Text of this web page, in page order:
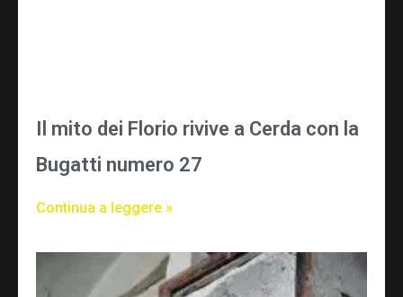
Il mito dei Florio rivive a Cerda con la
Bugatti numero 27
Continua a leggere »